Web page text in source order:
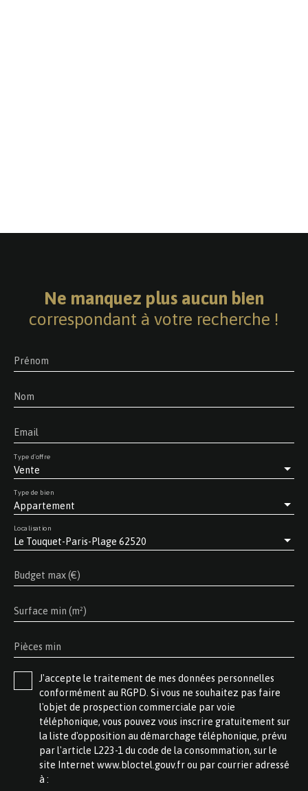
Ne manquez plus aucun bien
correspondant à votre recherche !
Prénom
Nom
Email
Vente
Type d'offre
Appartement
Type de bien
Le Touquet-Paris-Plage 62520
Localisation
Budget max (€)
Surface min (m²)
Pièces min
J'accepte le traitement de mes données personnelles
conformément au RGPD. Si vous ne souhaitez pas faire
l'objet de prospection commerciale par voie
téléphonique, vous pouvez vous inscrire gratuitement sur
la liste d'opposition au démarchage téléphonique, prévu
par l'article L223-1 du code de la consommation, sur le
site Internet www.bloctel.gouv.fr ou par courrier adressé
à :